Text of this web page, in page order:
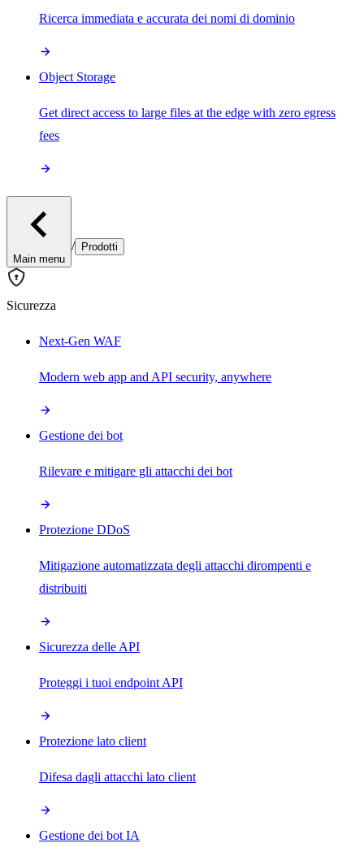
Ricerca immediata e accurata dei nomi di dominio
Object Storage
Get direct access to large files at the edge with zero egress
fees
Main menu
/ Prodotti
Sicurezza
Next-Gen WAF
Modern web app and API security, anywhere
Gestione dei bot
Rilevare e mitigare gli attacchi dei bot
Protezione DDoS
Mitigazione automatizzata degli attacchi dirompenti e
distribuiti
Sicurezza delle API
Proteggi i tuoi endpoint API
Protezione lato client
Difesa dagli attacchi lato client
Gestione dei bot IA